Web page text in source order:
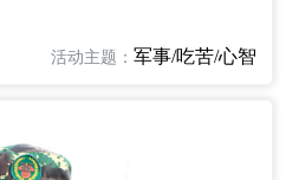
活动主题： 军事/吃苦/心智